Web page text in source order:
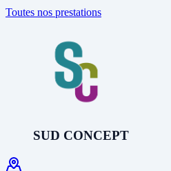
Toutes nos prestations
SUD CONCEPT